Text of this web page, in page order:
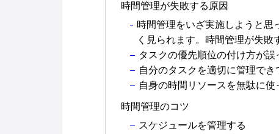
時間管理が失敗する原因
時間管理をいざ実施しようと思
く見られます。時間管理が失敗
タスクの優先順位の付け方が誤
自分のタスクを適切に管理でき
自身の時間リソースを無駄に使
時間管理のコツ
スケジュールを管理する